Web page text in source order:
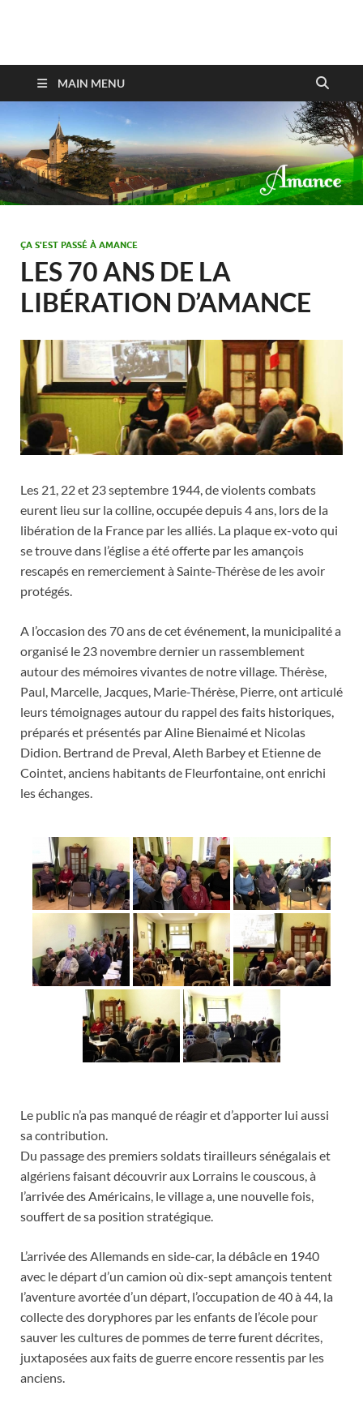
Amance
MAIN MENU
ÇA S'EST PASSÉ À AMANCE
LES 70 ANS DE LA
LIBÉRATION D’AMANCE
Les 21, 22 et 23 septembre 1944, de violents combats
eurent lieu sur la colline, occupée depuis 4 ans, lors de la
libération de la France par les alliés. La plaque ex-voto qui
se trouve dans l’église a été offerte par les amançois
rescapés en remerciement à Sainte-Thérèse de les avoir
protégés.
A l’occasion des 70 ans de cet événement, la municipalité a
organisé le 23 novembre dernier un rassemblement
autour des mémoires vivantes de notre village. Thérèse,
Paul, Marcelle, Jacques, Marie-Thérèse, Pierre, ont articulé
leurs témoignages autour du rappel des faits historiques,
préparés et présentés par Aline Bienaimé et Nicolas
Didion. Bertrand de Preval, Aleth Barbey et Etienne de
Cointet, anciens habitants de Fleurfontaine, ont enrichi
les échanges.
Le public n’a pas manqué de réagir et d’apporter lui aussi
sa contribution.
Du passage des premiers soldats tirailleurs sénégalais et
algériens faisant découvrir aux Lorrains le couscous, à
l’arrivée des Américains, le village a, une nouvelle fois,
souffert de sa position stratégique.
L’arrivée des Allemands en side-car, la débâcle en 1940
avec le départ d’un camion où dix-sept amançois tentent
l’aventure avortée d’un départ, l’occupation de 40 à 44, la
collecte des doryphores par les enfants de l’école pour
sauver les cultures de pommes de terre furent décrites,
juxtaposées aux faits de guerre encore ressentis par les
anciens.